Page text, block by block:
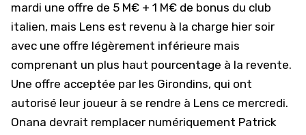
mardi une offre de 5 M€ + 1 M€ de bonus du club
italien, mais Lens est revenu à la charge hier soir
avec une offre légèrement inférieure mais
comprenant un plus haut pourcentage à la revente.
Une offre acceptée par les Girondins, qui ont
autorisé leur joueur à se rendre à Lens ce mercredi.
Onana devrait remplacer numériquement Patrick